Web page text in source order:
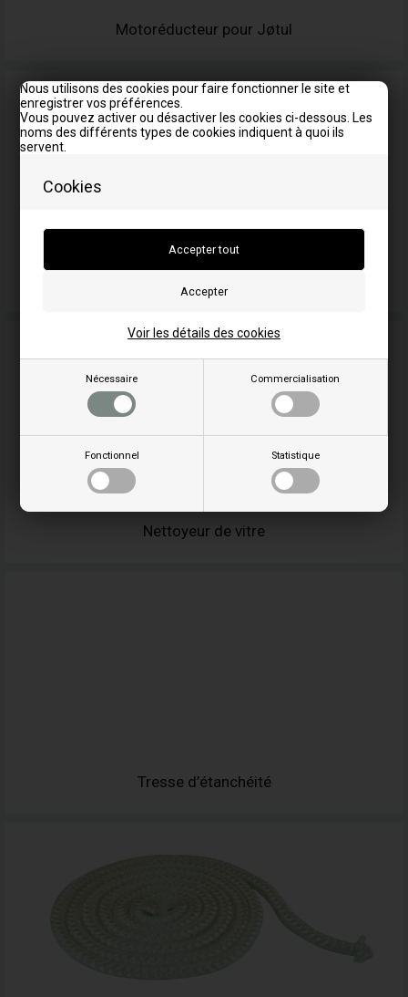
Cookies
Nous utilisons des cookies pour faire fonctionner le site et
enregistrer vos préférences.
Vous pouvez activer ou désactiver les cookies ci-dessous. Les
noms des différents types de cookies indiquent à quoi ils
servent.
Nécessaire Commercialisation
Fonctionnel Statistique
Voir les détails des cookies
Motoréducteur pour Jøtul
Nettoyeur de vitre
Tresse d’étanchéité